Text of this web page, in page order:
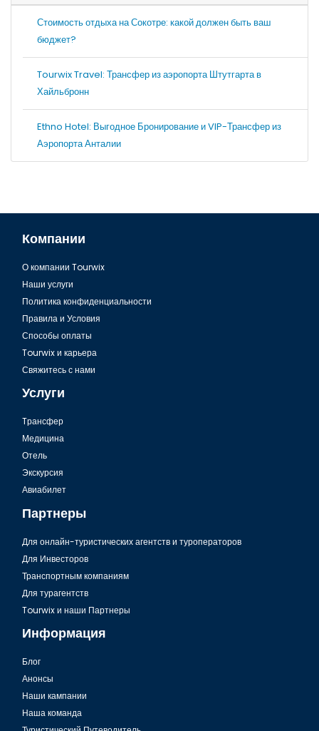
Стоимость отдыха на Сокотре: какой должен быть ваш
бюджет?
Tourwix Travel: Трансфер из аэропорта Штутгарта в
Хайльбронн
Ethno Hotel: Выгодное Бронирование и VIP-Трансфер из
Аэропорта Анталии
Компании
О компании Tourwix
Наши услуги
Политика конфиденциальности
Правила и Условия
Способы оплаты
Tourwix и карьера
Свяжитесь с нами
Услуги
Tрансфер
Медицина
Отель
Экскурсия
Авиабилет
Партнеры
Для онлайн-туристических агентств и туроператоров
Для Инвесторов
Транспортным компаниям
Для турагентств
Tourwix и наши Партнеры
Информация
Блог
Анонсы
Наши кампании
Наша команда